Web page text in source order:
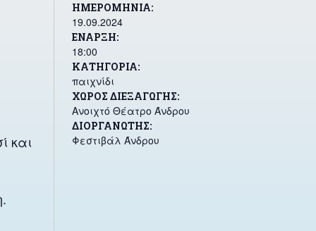
και
ΗΜΕΡΟΜΗΝΊΑ
19.09.2024
ΕΝΑΡΞΗ
18:00
παιχνίδι
ΧΏΡΟΣ ΔΙΕΞΑΓΩΓΉΣ
Ανοιχτό Θέατρο Άνδρου
ΔΙΟΡΓΑΝΩΤΉΣ
Φεστιβάλ Άνδρου